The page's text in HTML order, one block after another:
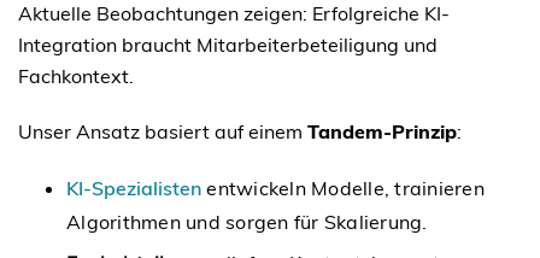
Aktuelle Beobachtungen zeigen: Erfolgreiche KI-
Integration braucht Mitarbeiterbeteiligung und
Fachkontext.
Unser Ansatz basiert auf einem Tandem-Prinzip:
KI-Spezialisten entwickeln Modelle, trainieren
Algorithmen und sorgen für Skalierung.